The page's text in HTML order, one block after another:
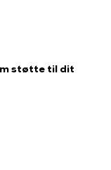
støtte til dit